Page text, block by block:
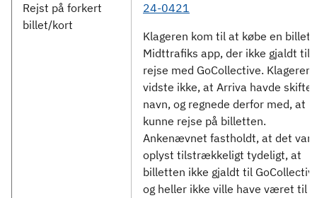
Rejst på forkert
billet/kort
24-0421
Klageren kom til at købe en billet i
Midttrafiks app, der ikke gjaldt til
rejse med GoCollective. Klageren
vidste ikke, at Arriva havde skiftet
navn, og regnede derfor med, at
kunne rejse på billetten.
Ankenævnet fastholdt, at det var
oplyst tilstrækkeligt tydeligt, at
billetten ikke gjaldt til
og heller ikke ville have været til